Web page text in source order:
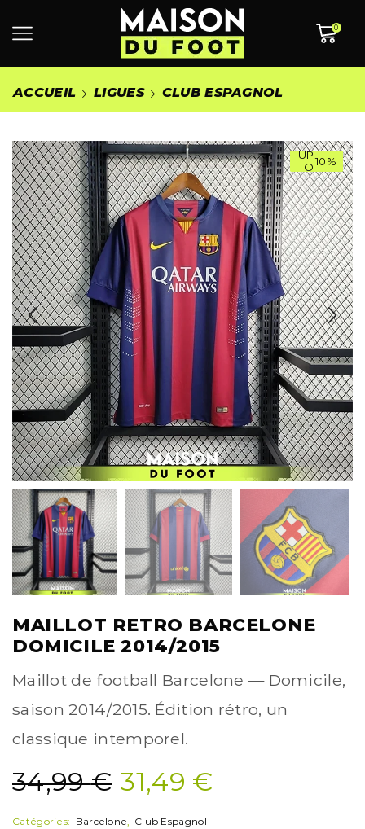
0
ACCUEIL LIGUES CLUB ESPAGNOL
UP
TO10%
MAILLOT RETRO BARCELONE
DOMICILE 2014/2015
Maillot de football Barcelone — Domicile,
saison 2014/2015. Édition rétro, un
classique intemporel.
34,99€ 31,49 €
Catégories: Barcelone, Club Espagnol